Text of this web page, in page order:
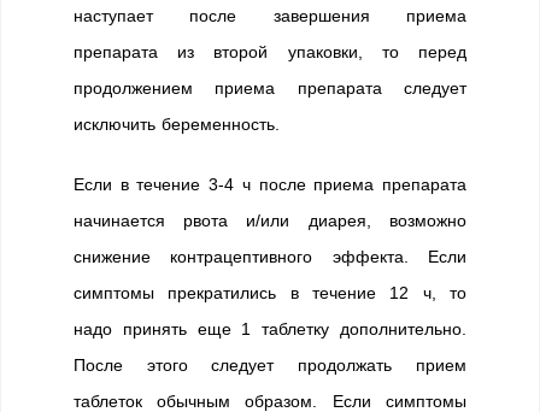
наступает после завершения приема
препарата из второй упаковки, то перед
продолжением приема препарата следует
исключить беременность.
Если в течение 3-4 ч после приема препарата
начинается рвота и/или диарея, возможно
снижение контрацептивного эффекта. Если
симптомы прекратились в течение 12 ч, то
надо принять еще 1 таблетку дополнительно.
После этого следует продолжать прием
таблеток обычным образом. Если симптомы